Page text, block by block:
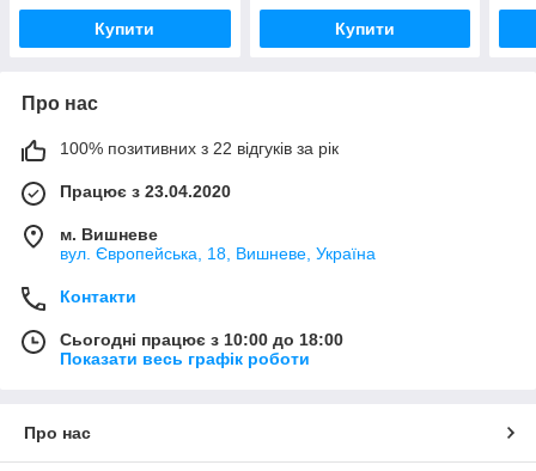
Купити Купити
Про нас
100% позитивних з 22 відгуків за рік
Працює з 23.04.2020
м. Вишневе
вул. Європейська, 18, Вишневе, Україна
Контакти
Сьогодні працює з 10:00 до 18:00
Показати весь графік роботи
Про нас